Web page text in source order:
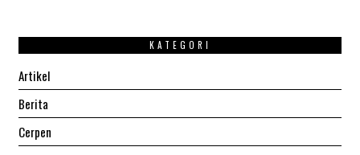
KATEGORI
Artikel
Berita
Cerpen